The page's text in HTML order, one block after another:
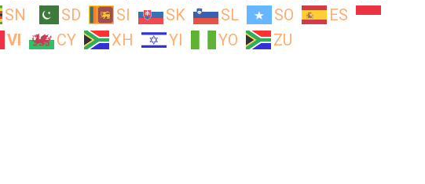
SN SD SI SK SL SO
ES
VI CY XH YI YO ZU